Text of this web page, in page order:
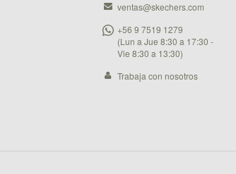
ventas@skechers.com
+56 9 7519 1279
(Lun a Jue 8:30 a 17:30 -
Vie 8:30 a 13:30)
Trabaja con nosotros